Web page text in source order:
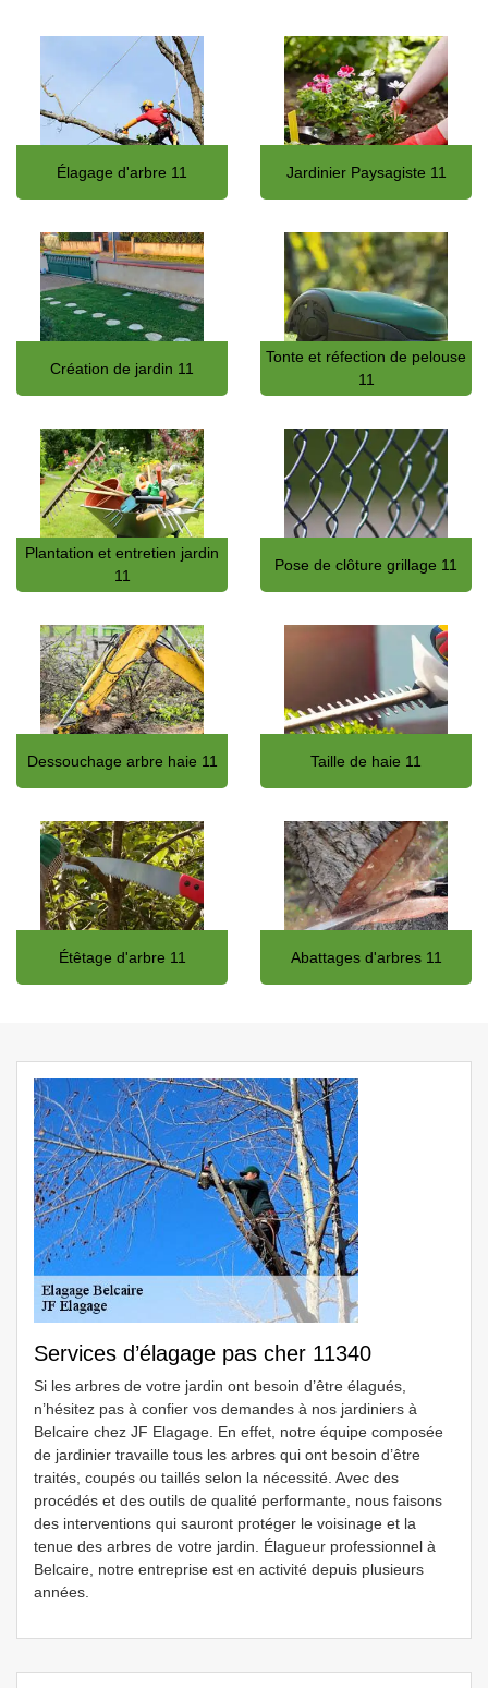
Élagage d'arbre 11 Jardinier Paysagiste 11
Création de jardin 11
Tonte et réfection de pelouse
11
Plantation et entretien jardin
11
Pose de clôture grillage 11
Dessouchage arbre haie 11 Taille de haie 11
Étêtage d'arbre 11 Abattages d'arbres 11
Services d’élagage pas cher 11340
Si les arbres de votre jardin ont besoin d’être élagués,
n’hésitez pas à confier vos demandes à nos jardiniers à
Belcaire chez JF Elagage. En effet, notre équipe composée
de jardinier travaille tous les arbres qui ont besoin d’être
traités, coupés ou taillés selon la nécessité. Avec des
procédés et des outils de qualité performante, nous faisons
des interventions qui sauront protéger le voisinage et la
tenue des arbres de votre jardin. Élagueur professionnel à
Belcaire, notre entreprise est en activité depuis plusieurs
années.